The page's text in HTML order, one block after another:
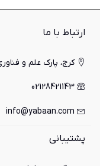
فرمایید.
معرفی
فعالیت می کند، توانسته
های برند زرین آب،
هایی مقاوم و فریم
ارتباط با ما
کرج، پارک علم و
02128421143
info@yabaan.com
پشتیبانی